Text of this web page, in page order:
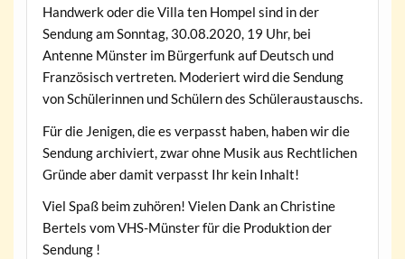
Handwerk oder die Villa ten Hompel sind in der
Sendung am Sonntag, 30.08.2020, 19 Uhr, bei
Antenne Münster im Bürgerfunk auf Deutsch und
Französisch vertreten. Moderiert wird die Sendung
von Schülerinnen und Schülern des Schüleraustauschs.
Für die Jenigen, die es verpasst haben, haben wir die
Sendung archiviert, zwar ohne Musik aus Rechtlichen
Gründe aber damit verpasst Ihr kein Inhalt!
Viel Spaß beim zuhören! Vielen Dank an Christine
Bertels vom VHS-Münster für die Produktion der
Sendung !